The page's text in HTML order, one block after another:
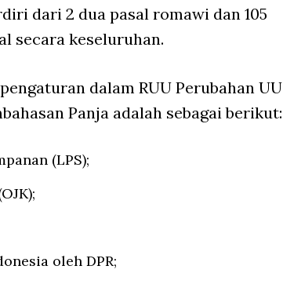
dari 2 dua pasal romawi dan 105
secara keseluruhan.
dalam RUU Perubahan UU
Panja adalah sebagai berikut:
(LPS);
oleh DPR;